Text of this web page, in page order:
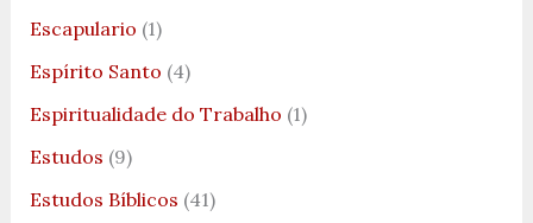
Escapulario (1)
Espírito Santo (4)
Espiritualidade do Trabalho (1)
Estudos (9)
Estudos Bíblicos (41)